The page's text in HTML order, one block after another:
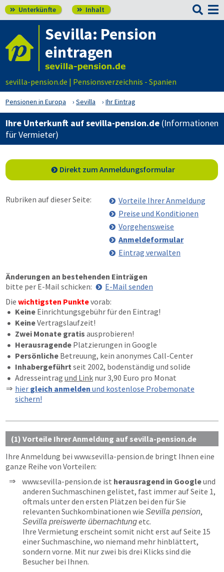
 Unterkünfte  Inhalt 
Sevilla: Pension
eintragen
sevilla-pension.de | Pensionsverzeichnis - Spanien
Pensionen in Europa Sevilla Ihr Eintrag
Ihre Unterkunft auf sevilla-pension.de (Informationen
für Vermieter)
Direkt zum Anmeldungsformular
Rubriken auf dieser Seite:
Vorteile Ihrer Anmeldung
Preise und Konditionen
Vorgehensweise
Anmeldeformular
Eintrag verwalten
Die wichtigsten Punktevorab:
Keine Einrichtungsgebühr für den Eintrag!
KeineVertragslaufzeit!
Zwei Monate gratis ausprobieren!
Änderungen an bestehenden Einträgen
bitte per E-Mail schicken:
E-Mail senden
Herausragende Platzierungen in Google
Persönliche Betreuung, kein anonymes Call-Center
Inhabergeführt seit 2002, bodenständig und solide
Adresseintrag und Link nur 3,90 Euro pro Monat
hier gleich anmelden und kostenlose Probemonate
sichern!
(1) Vorteile Ihrer Anmeldung auf sevilla-pension.de
Ihre Anmeldung bei www.sevilla-pension.de bringt Ihnen eine
ganze Reihe von Vorteilen:
www.sevilla-pension.de ist herausragend in Googleund
anderen Suchmaschinen gelistet, fast immer auf Seite 1,
oftmals unter den ersten Plätzen bei den für Sie
relevanten Suchkombinationen wie Sevilla pension,
Sevilla preiswerte übernachtungetc.
Ihre Vermietung erscheint somit nicht erst auf Seite 15
einer Suchmaschine, wo niemand mehr hinblättert,
sondern vorne. Mit nur zwei bis drei Klicks sind die
Besucher bei Ihnen.